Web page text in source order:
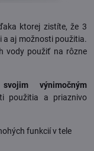
ktorej zistíte, že 3
a aj možnosti použitia.
vody použiť na rôzne
výnimočným
použitia a priaznivo
funkcií v tele